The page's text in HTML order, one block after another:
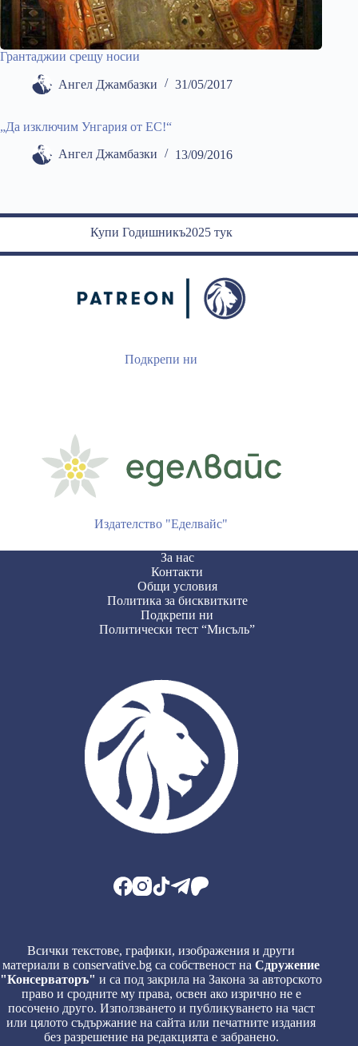
Грантаджии срещу носии
Ангел Джамбазки 31/05/2017
„Да изключим Унгария от ЕС!“
Ангел Джамбазки 13/09/2016
Купи Годишникъ2025 тук
Подкрепи ни
Издателство "Еделвайс"
За нас
Контакти
Общи условия
Политика за бисквитките
Подкрепи ни
Политически тест “Мисъль”
Всички текстове, графики, изображения и други
материали в conservative.bg са собственост наСдружение
"Консерваторъ" и са под закрила на Закона за авторското
право и сродните му права, освен ако изрично не е
посочено друго. Използването и публикуването на част
или цялото съдържание на сайта или печатните издания
без разрешение на редакцията е забранено.